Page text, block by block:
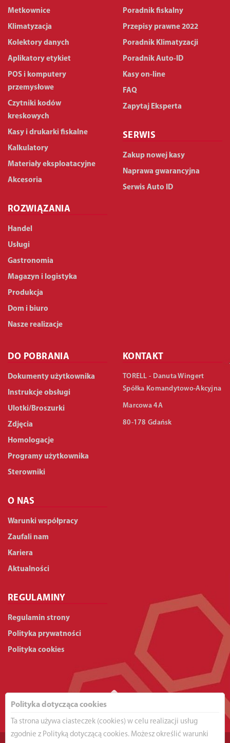
Metkownice
Klimatyzacja
Kolektory danych
Aplikatory etykiet
POS i komputery
przemysłowe
Czytniki kodów
kreskowych
Kasy i drukarki fiskalne
Kalkulatory
Materiały eksploatacyjne
Akcesoria
ROZWIĄZANIA
Handel
Usługi
Gastronomia
Magazyn i logistyka
Produkcja
Dom i biuro
Nasze realizacje
Poradnik fiskalny
Przepisy prawne 2022
Poradnik Klimatyzacji
Poradnik Auto-ID
Kasy on-line
FAQ
Zapytaj Eksperta
SERWIS
Zakup nowej kasy
Naprawa gwarancyjna
Serwis Auto ID
DO POBRANIA
Dokumenty użytkownika
Instrukcje obsługi
Ulotki/Broszurki
Zdjęcia
Homologacje
Programy użytkownika
Sterowniki
O NAS
Warunki współpracy
Zaufali nam
Kariera
Aktualności
REGULAMINY
Regulamin strony
Polityka prywatności
Polityka cookies
KONTAKT
TORELL - Danuta Wingert
Spółka Komandytowo-Akcyjna
Marcowa 4A
80-178 Gdańsk
Polityka dotycząca cookies
Ta strona używa ciasteczek (cookies) w celu realizacji usług
zgodnie z Polityką dotyczącą cookies. Możesz określić warunki